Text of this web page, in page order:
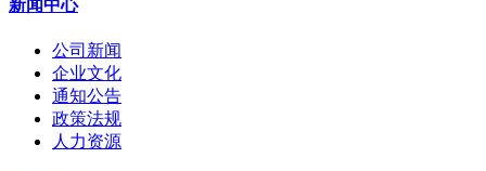
新闻中心
公司新闻
企业文化
通知公告
政策法规
人力资源